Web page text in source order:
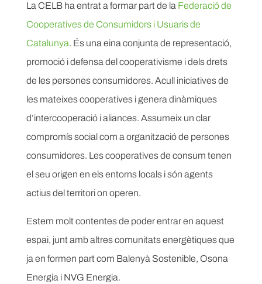
La CELB ha entrat a formar part de la Federació de
Cooperatives de Consumidors i Usuaris de
Catalunya. És una eina conjunta de representació,
promoció i defensa del cooperativisme i dels drets
de les persones consumidores. Acull iniciatives de
les mateixes cooperatives i genera dinàmiques
d’intercooperació i aliances. Assumeix un clar
compromís social com a organització de persones
consumidores. Les cooperatives de consum tenen
el seu origen en els entorns locals i són agents
actius del territori on operen.
Estem molt contentes de poder entrar en aquest
espai, junt amb altres comunitats energètiques que
ja en formen part com Balenyà Sostenible, Osona
Energia i NVG Energia.